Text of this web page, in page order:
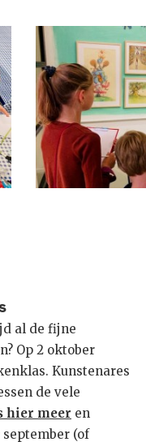
al de fijne
Op 2 oktober
Kunstenares
de vele
hier meer en
(of